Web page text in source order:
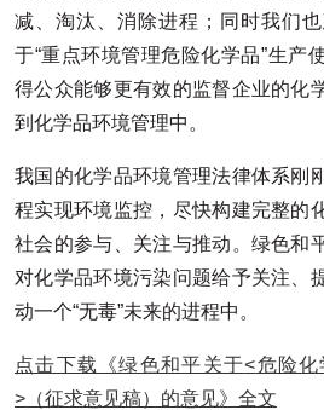
减、淘汰、消除进程；同时我们
于“重点环境管理危险化学品”生产
得公众能够更有效的监督企业的化
到化学品环境管理中。
我国的化学品环境管理法律体系刚
程实现环境监控，尽快构建完整的
社会的参与、关注与推动。绿色和
对化学品环境污染问题给予关注、
动一个“无毒”未来的进程中。
点击下载《绿色和平关于<危险
> （征求意见稿）的意见》全文